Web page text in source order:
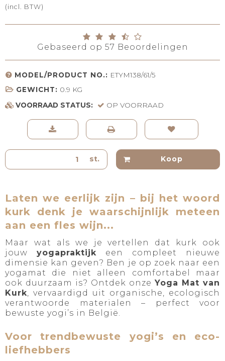
(incl. BTW)
Gebaseerd op 57 Beoordelingen
MODEL/PRODUCT NO.: ETYM138/61/5
GEWICHT: 0.9 KG
VOORRAAD STATUS:
OP VOORRAAD
st. Koop
Laten we eerlijk zijn – bij het woord
kurk denk je waarschijnlijk meteen
aan een fles wijn...
Maar wat als we je vertellen dat kurk ook
jouw yogapraktijk een compleet nieuwe
dimensie kan geven? Ben je op zoek naar een
yogamat die niet alleen comfortabel maar
ook duurzaam is? Ontdek onze Yoga Mat van
Kurk, vervaardigd uit organische, ecologisch
verantwoorde materialen – perfect voor
bewuste yogi’s in België.
Voor trendbewuste yogi’s en eco-
liefhebbers